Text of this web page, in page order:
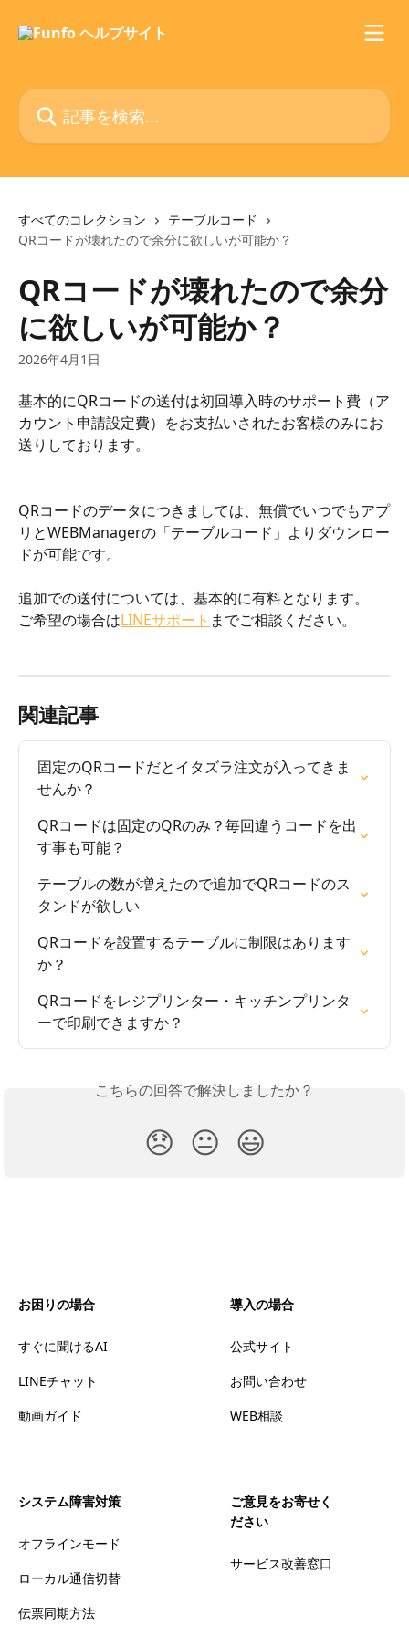
記事を検索...
すべてのコレクション
テーブルコード
QRコードが壊れたので余分に欲しいが可能か？
QRコードが壊れたので余分
に欲しいが可能か？
2026年4月1日
基本的にQRコードの送付は初回導入時のサポート費（ア
カウント申請設定費）をお支払いされたお客様のみにお
送りしております。
QRコードのデータにつきましては、無償でいつでもアプ
リとWEBManagerの「テーブルコード」よりダウンロー
ドが可能です。
追加での送付については、基本的に有料となります。
ご希望の場合はLINEサポート までご相談ください。
関連記事
固定のQRコードだとイタズラ注文が入ってきま
せんか？
QRコードは固定のQRのみ？毎回違うコードを出
す事も可能？
テーブルの数が増えたので追加でQRコードのス
タンドが欲しい
QRコードを設置するテーブルに制限はあります
か？
QRコードをレジプリンター・キッチンプリンタ
ーで印刷できますか？
こちらの回答で解決しましたか？
😞 😐 😃
お困りの場合
すぐに聞けるAI
LINEチャット
動画ガイド
導入の場合
公式サイト
お問い合わせ
WEB相談
システム障害対策
オフラインモード
ローカル通信切替
伝票同期方法
ご意見をお寄せく
ださい
サービス改善窓口